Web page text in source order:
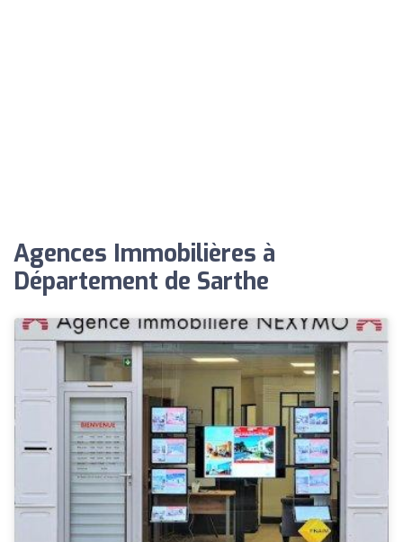
Agences Immobilières à
Département de Sarthe